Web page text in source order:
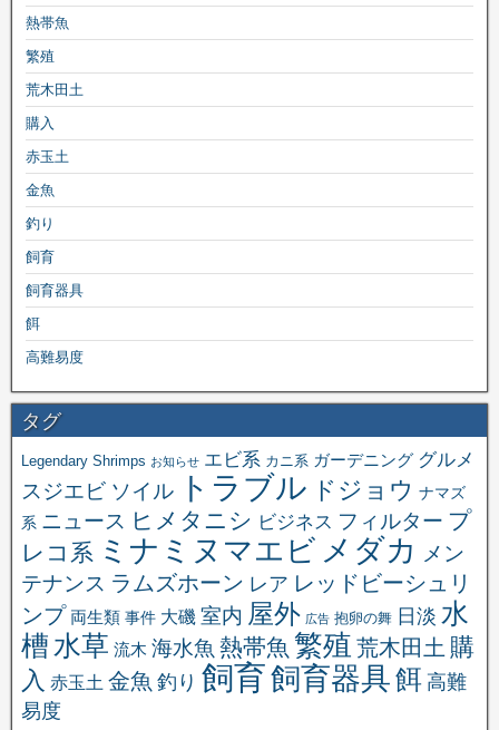
熱帯魚
繁殖
荒木田土
購入
赤玉土
金魚
釣り
飼育
飼育器具
餌
高難易度
タグ
Legendary Shrimps お知らせ エビ系 カニ系 ガーデニング グルメ
スジエビ ソイル トラブル ドジョウ ナマズ
系 ニュース ヒメタニシ ビジネス フィルター プ
レコ系 ミナミヌマエビ メダカ
メン
テナンス ラムズホーン レア レッドビーシュリ
ンプ 両生類 事件 大磯 室内 屋外 広告 抱卵の舞 日淡 水
槽 水草 流木 海水魚 熱帯魚 繁殖 荒木田土 購
入 赤玉土 金魚 釣り 飼育飼育器具餌 高難
易度